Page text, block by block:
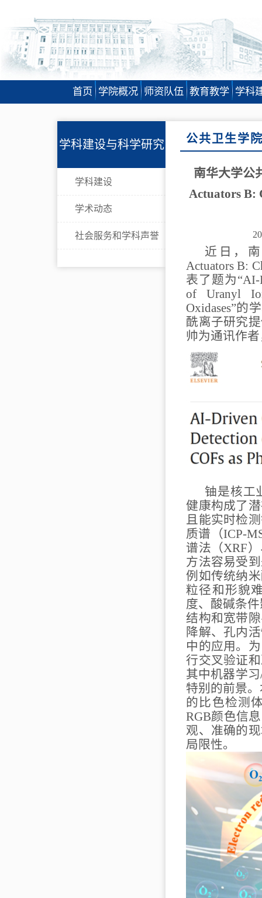
首页 学院概况 师资队伍 教育教学 学科
学科建设与科学研究
学科建设
学术动态
社会服务和学科声誉
公共卫生学
南华大学公
Actuators B:
近日，
Actuators B:
表了题为“AI-
of Uranyl
Oxidases”的
酰离子研究
帅为通讯作
铀是核工
健康构成了
且能实时检
质谱（ICP-
谱法（XRF
方法容易受
例如传统纳
粒径和形貌
度、酸碱条
结构和宽带
降解、孔内
中的应用。
行交叉验证
其中机器学习
特别的前景
的比色检测
RGB颜色信
观、准确的
局限性。